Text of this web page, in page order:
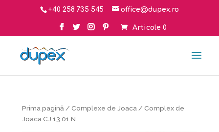
+40 258 735 545 office@dupex.ro
Articole 0
Prima pagină / Complexe de Joaca / Complex de
Joaca CJ.13.01.N